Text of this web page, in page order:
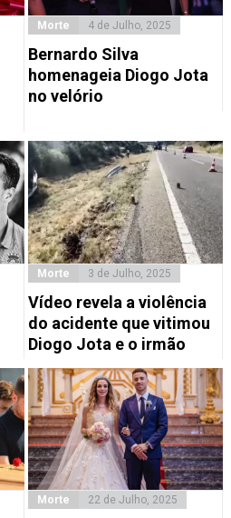
Morte 4 de Julho, 2025
Bernardo Silva
homenageia Diogo Jota
no velório
Morte 3 de Julho, 2025
Vídeo revela a violência
do acidente que vitimou
Diogo Jota e o irmão
Morte 22 de Julho, 2025